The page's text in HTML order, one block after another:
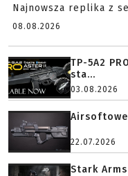
Najnowsza replika z
08.08.2026
TP-5A2
sta...
03.08.2026
22.07.2026
Stark